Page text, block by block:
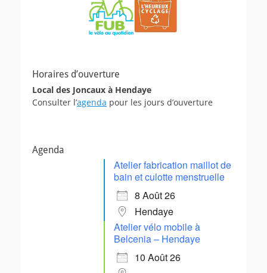
Horaires d’ouverture
Local des Joncaux à Hendaye
Consulter l’agenda pour les jours d’ouverture
Agenda
Atelier fabrication maillot de
bain et culotte menstruelle
8 Août 26
Hendaye
Atelier vélo mobile à
Belcenia – Hendaye
10 Août 26